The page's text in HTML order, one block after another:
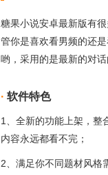
糖果小说安卓最新版有
管你是喜欢看男频的还
哟，采用的是最新的对
软件特色
1、全新的功能上架，整
内容永远都看不完；
2、满足你不同题材风格